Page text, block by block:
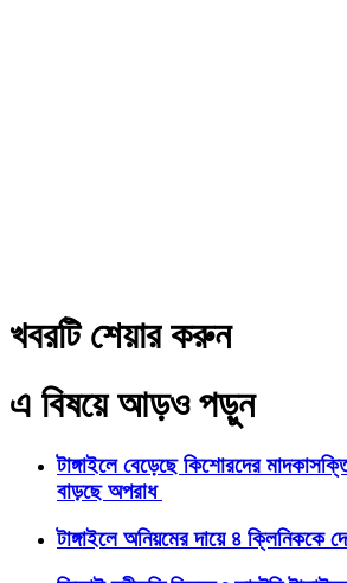
খবরটি শেয়ার করুন
এ বিষয়ে আড়ও পড়ুন
টাঙ্গাইলে বেড়েছে কিশোরদের
বাড়ছে অপরাধ
টাঙ্গাইলে অনিয়মের দায়ে ৪ ক্লিনিককে